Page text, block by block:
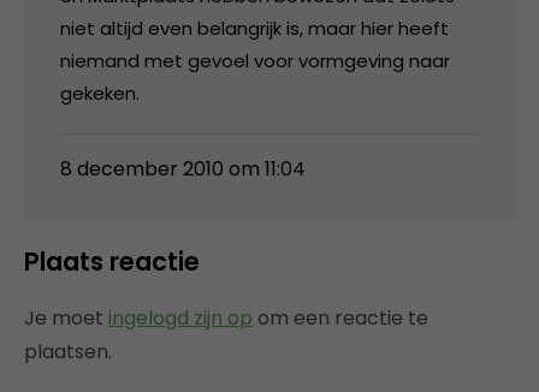
niet altijd even belangrijk is, maar hier heeft
niemand met gevoel voor vormgeving naar
gekeken.
8 december 2010 om 11:04
Plaats reactie
Je moet ingelogd zijn op om een reactie te
plaatsen.